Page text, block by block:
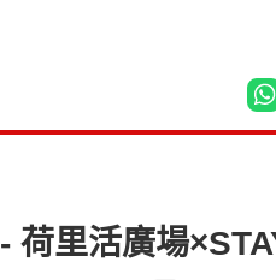
荷里活廣場